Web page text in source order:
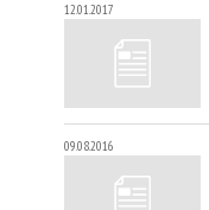
12.01.2017
09.08.2016